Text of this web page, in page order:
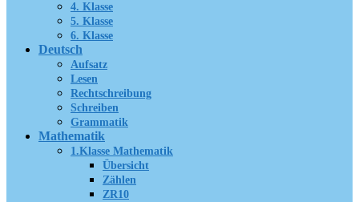
4. Klasse
5. Klasse
6. Klasse
Deutsch
Aufsatz
Lesen
Rechtschreibung
Schreiben
Grammatik
Mathematik
1.Klasse Mathematik
Übersicht
Zählen
ZR10